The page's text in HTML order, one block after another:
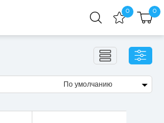
0 0
По умолчанию